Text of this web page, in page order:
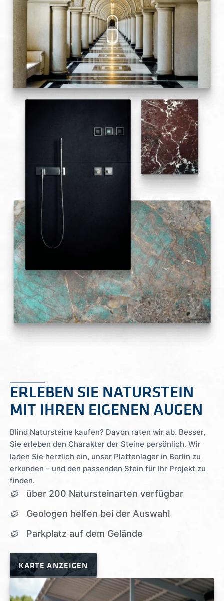
ERLEBEN SIE NATURSTEIN
MIT IHREN EIGENEN AUGEN
Blind Natursteine kaufen? Davon raten wir ab. Besser,
Sie erleben den Charakter der Steine persönlich. Wir
laden Sie herzlich ein, unser Plattenlager in Berlin zu
erkunden – und den passenden Stein für Ihr Projekt zu
finden.
über 200 Natursteinarten verfügbar
Geologen helfen bei der Auswahl
Parkplatz auf dem Gelände
KARTE ANZEIGEN